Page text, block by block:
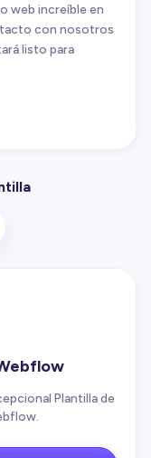
web increíble en
con nosotros
listo para
Plantilla de